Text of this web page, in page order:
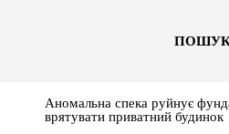
Аномальна спека руйнує
врятувати приватний будинок